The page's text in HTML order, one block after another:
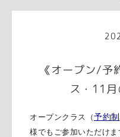
《オープン/予
ス・11
オープンクラス（予約制
様でもご参加いただけま